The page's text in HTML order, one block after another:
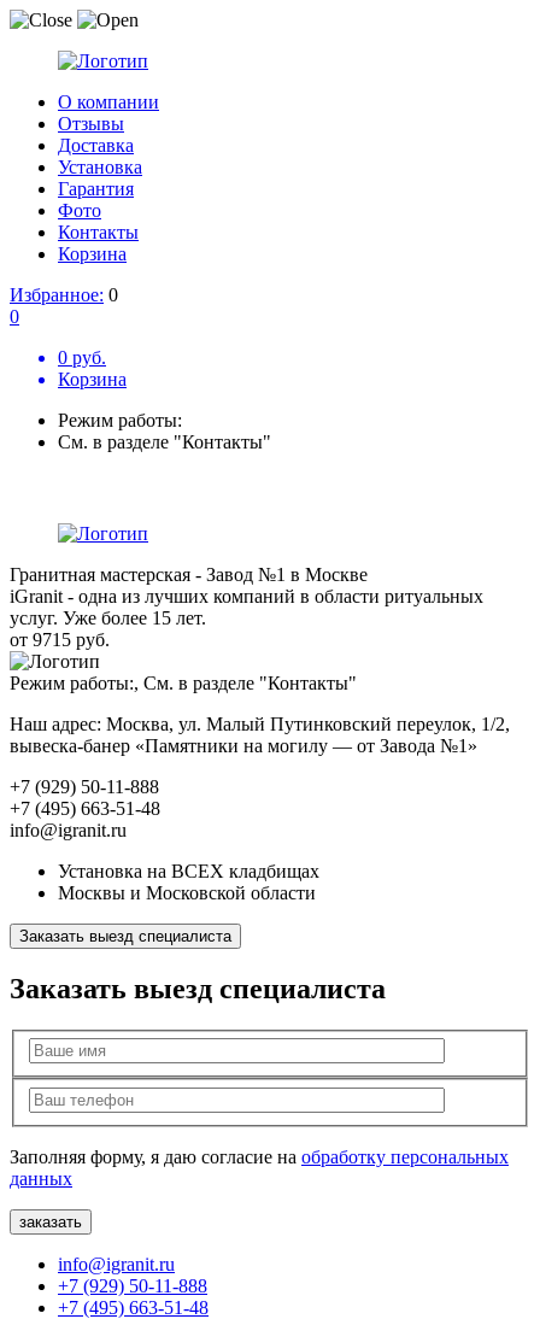
О компании
Отзывы
Доставка
Установка
Гарантия
Фото
Контакты
Корзина
Избранное: 0
0
0 руб.
Корзина
Режим работы:
См. в разделе "Контакты"
Гранитная мастерская - Завод №1 в Москве
iGranit - одна из лучших компаний в области ритуальных
услуг. Уже более 15 лет.
от 9715 руб.
Режим работы:, См. в разделе "Контакты"
Наш адрес: Москва, ул. Малый Путинковский переулок, 1/2,
вывеска-банер «Памятники на могилу — от Завода №1»
+7 (929) 50-11-888
+7 (495) 663-51-48
info@igranit.ru
Установка на ВСЕХ кладбищах
Москвы и Московской области
Заказать выезд специалиста
Заказать выезд специалиста
Заполняя форму, я даю согласие на обработку персональных
данных
info@igranit.ru
+7 (929) 50-11-888
+7 (495) 663-51-48